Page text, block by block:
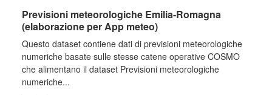
Previsioni meteorologiche Emilia-Romagna
(elaborazione per App meteo)
Questo dataset contiene dati di previsioni meteorologiche
numeriche basate sulle stesse catene operative COSMO
che alimentano il dataset Previsioni meteorologiche
numeriche...